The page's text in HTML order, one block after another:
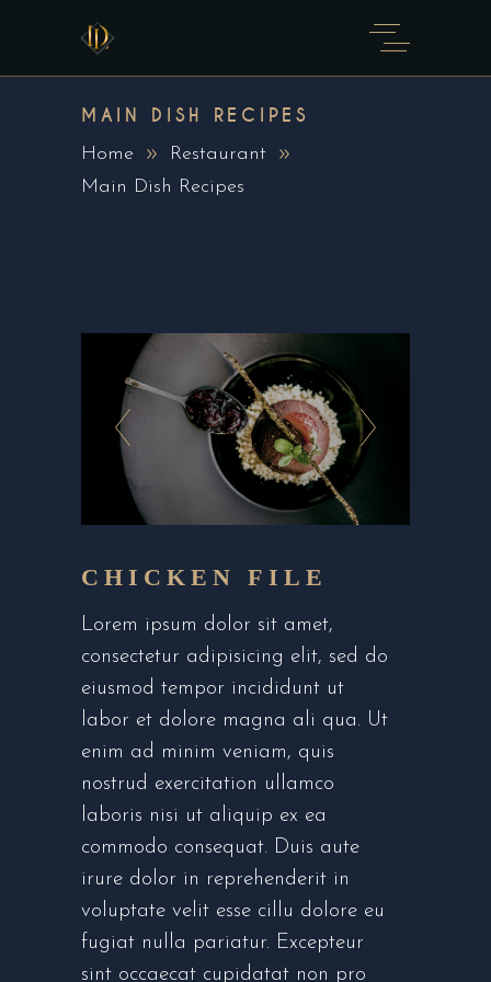
MAIN DISH RECIPES
Home
Restaurant
Main Dish Recipes
CHICKEN FILE
Lorem ipsum dolor sit amet,
consectetur adipisicing elit, sed do
eiusmod tempor incididunt ut
labor et dolore magna ali qua. Ut
enim ad minim veniam, quis
nostrud exercitation ullamco
laboris nisi ut aliquip ex ea
commodo consequat. Duis aute
irure dolor in reprehenderit in
voluptate velit esse cillu dolore eu
fugiat nulla pariatur. Excepteur
sint occaecat cupidatat non pro